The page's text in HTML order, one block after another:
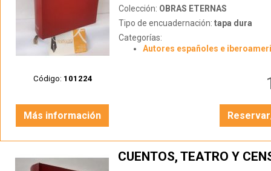
Código: 101224
Colección: OBRAS ETERNAS
Tipo de encuadernación: tapa dura
Categorías:
Autores españoles e
Más información
CUENTOS, TEATRO Y